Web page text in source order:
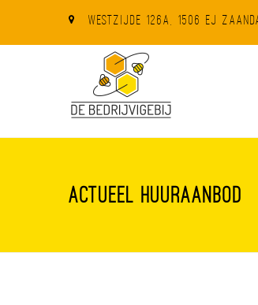
Westzijde 126A, 1506 EJ
Actueel huuraanbod